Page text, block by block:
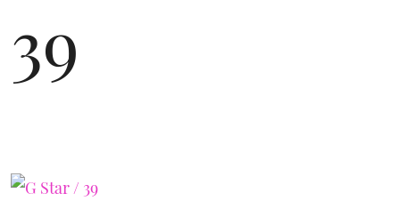
39